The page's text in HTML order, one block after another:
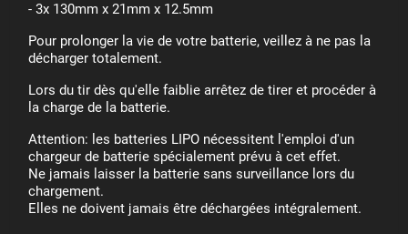
- 3x 130mm x 21mm x 12.5mm
Pour prolonger la vie de votre batterie, veillez à ne pas la
décharger totalement.
Lors du tir dès qu'elle faiblie arrêtez de tirer et procéder à
la charge de la batterie.
Attention: les batteries LIPO nécessitent l'emploi d'un
chargeur de batterie spécialement prévu à cet effet.
Ne jamais laisser la batterie sans surveillance lors du
chargement.
Elles ne doivent jamais être déchargées intégralement.